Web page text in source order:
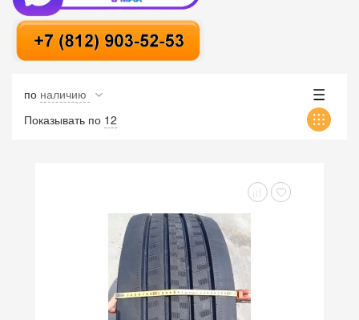
по наличию
Показывать по 12